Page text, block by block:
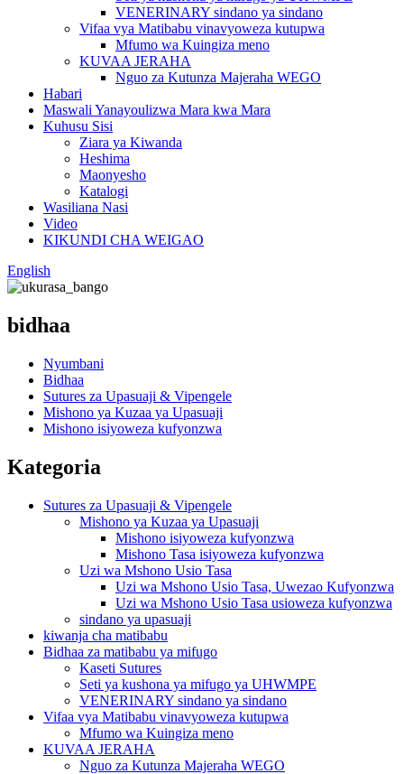
VENERINARY sindano ya sindano
Vifaa vya Matibabu vinavyoweza kutupwa
Mfumo wa Kuingiza meno
KUVAA JERAHA
Nguo za Kutunza Majeraha WEGO
Habari
Maswali Yanayoulizwa Mara kwa Mara
Kuhusu Sisi
Ziara ya Kiwanda
Heshima
Maonyesho
Katalogi
Wasiliana Nasi
Video
KIKUNDI CHA WEIGAO
English
bidhaa
Nyumbani
Bidhaa
Sutures za Upasuaji & Vipengele
Mishono ya Kuzaa ya Upasuaji
Mishono isiyoweza kufyonzwa
Kategoria
Sutures za Upasuaji & Vipengele
Mishono ya Kuzaa ya Upasuaji
Mishono isiyoweza kufyonzwa
Mishono Tasa isiyoweza kufyonzwa
Uzi wa Mshono Usio Tasa
Uzi wa Mshono Usio Tasa, Uwezao Kufyonzwa
Uzi wa Mshono Usio Tasa usioweza kufyonzwa
sindano ya upasuaji
kiwanja cha matibabu
Bidhaa za matibabu ya mifugo
Kaseti Sutures
Seti ya kushona ya mifugo ya UHWMPE
VENERINARY sindano ya sindano
Vifaa vya Matibabu vinavyoweza kutupwa
Mfumo wa Kuingiza meno
KUVAA JERAHA
Nguo za Kutunza Majeraha WEGO